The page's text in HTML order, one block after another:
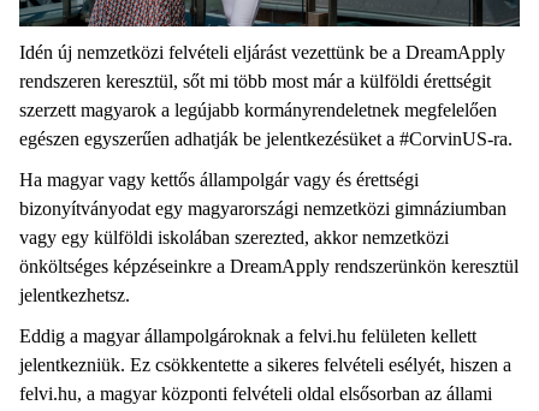
Idén új nemzetközi felvételi eljárást vezettünk be a DreamApply
rendszeren keresztül, sőt mi több most már a külföldi érettségit
szerzett magyarok a legújabb kormányrendeletnek megfelelően
egészen egyszerűen adhatják be jelentkezésüket a #CorvinUS-ra.
Ha magyar vagy kettős állampolgár vagy és érettségi
bizonyítványodat egy magyarországi nemzetközi gimnáziumban
vagy egy külföldi iskolában szerezted, akkor nemzetközi
önköltséges képzéseinkre a DreamApply rendszerünkön keresztül
jelentkezhetsz.
Eddig a magyar állampolgároknak a felvi.hu felületen kellett
jelentkezniük. Ez csökkentette a sikeres felvételi esélyét, hiszen a
felvi.hu, a magyar központi felvételi oldal elsősorban az állami